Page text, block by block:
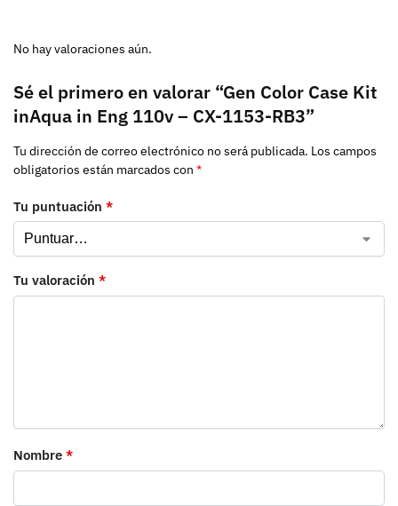
No hay valoraciones aún.
Sé el primero en valorar “Gen Color Case Kit
inAqua in Eng 110v – CX-1153-RB3”
Tu dirección de correo electrónico no será publicada. Los campos
obligatorios están marcados con *
Tu puntuación *
Tu valoración *
Nombre *